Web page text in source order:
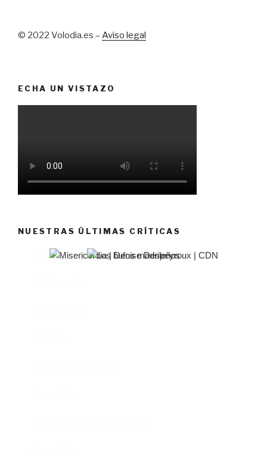
© 2022 Volodia.es – Aviso legal
ECHA UN VISTAZO
NUESTRAS ÚLTIMAS CRÍTICAS
El castillo de Lindabridis